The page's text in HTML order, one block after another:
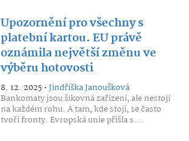
Upozornění pro všechny s
platební kartou. EU právě
oznámila největší změnu ve
výběru hotovosti
8. 12. 2025 •Jindřiška Janoušková
Bankomaty jsou šikovná zařízení, ale nestojí
na každém rohu. A tam, kde stojí, se často
tvoří fronty. Evropská unie přišla s...